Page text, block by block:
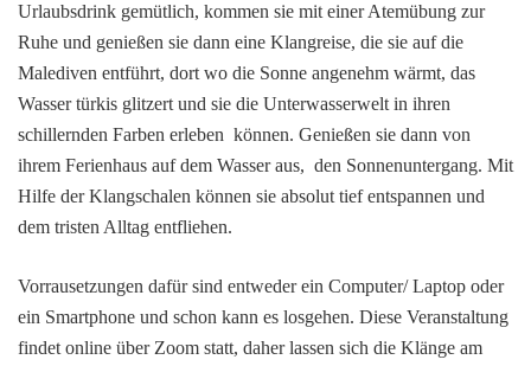
Urlaubsdrink gemütlich, kommen sie mit einer Atemübung zur
Ruhe und genießen sie dann eine Klangreise, die sie auf die
Malediven entführt, dort wo die Sonne angenehm wärmt, das
Wasser türkis glitzert und sie die Unterwasserwelt in ihren
schillernden Farben erleben können. Genießen sie dann von
ihrem Ferienhaus auf dem Wasser aus, den Sonnenuntergang. Mit
Hilfe der Klangschalen können sie absolut tief entspannen und
dem tristen Alltag entfliehen.
Vorrausetzungen dafür sind entweder ein Computer/ Laptop oder
ein Smartphone und schon kann es losgehen. Diese Veranstaltung
findet online über Zoom statt, daher lassen sich die Klänge am